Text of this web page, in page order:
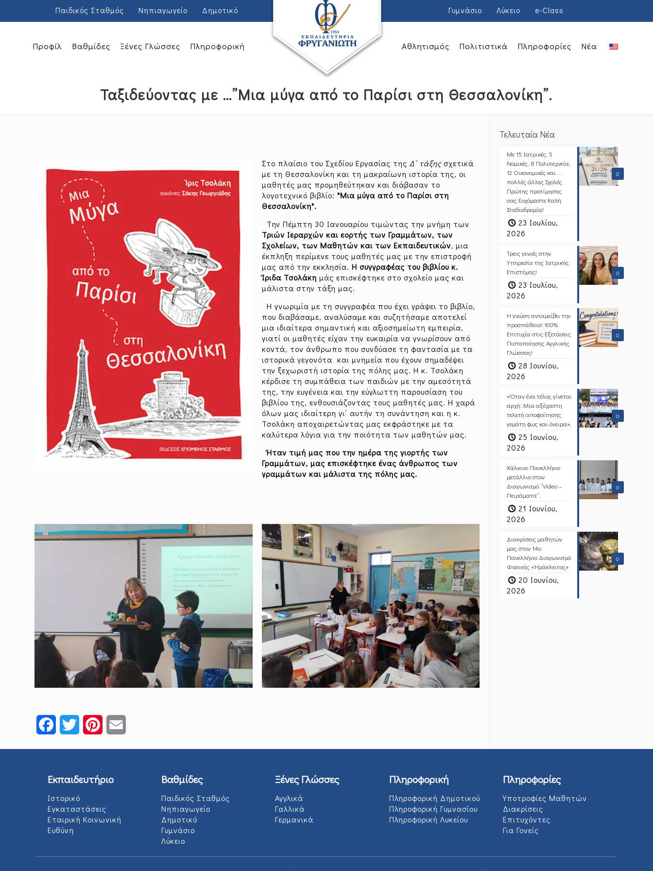
Παιδικός Σταθμός Νηπιαγωγείο Δημοτικό Γυμνάσιο Λύκειο e-Class
Προφίλ Βαθμίδες Ξένες Γλώσσες Πληροφορική Αθλητισμός Πολιτιστικά Πληροφορίες Νέα
Ταξιδεύοντας με …”Μια μύγα από το Παρίσι στη Θεσσαλονίκη”.
Στο πλαίσιο του Σχεδίου Εργασίας της Δ΄ τάξηςσχετικά
με τη Θεσσαλονίκη και τη μακραίωνη ιστορία της, οι
μαθητές μας προμηθεύτηκαν και διάβασαν το
λογοτεχνικό βιβλίο: "Μια μύγα από το Παρίσι στη
Θεσσαλονίκη".
Την Πέμπτη 30 Ιανουαρίου τιμώντας την μνήμη των
Τριών Ιεραρχών και εορτής των Γραμμάτων, των
Σχολείων, των Μαθητών και των Εκπαιδευτικών, μια
έκπληξη περίμενε τους μαθητές μας με την επιστροφή
μας από την εκκλησία. Η συγγραφέας του βιβλίου κ.
Ίριδα Τσολάκη μάς επισκέφτηκε στο σχολείο μας και
μάλιστα στην τάξη μας.
Η γνωριμία με τη συγγραφέα που έχει γράψει το βιβλίο,
που διαβάσαμε, αναλύσαμε και συζητήσαμε αποτελεί
μια ιδιαίτερα σημαντική και αξιοσημείωτη εμπειρία,
γιατί οι μαθητές είχαν την ευκαιρία να γνωρίσουν από
κοντά, τον άνθρωπο που συνδύασε τη φαντασία με τα
ιστορικά γεγονότα και μνημεία που έχουν σημαδέψει
την ξεχωριστή ιστορία της πόλης μας. Η κ. Τσολάκη
κέρδισε τη συμπάθεια των παιδιών με την αμεσότητά
της, την ευγένεια και την εύγλωττη παρουσίαση του
βιβλίου της, ενθουσιάζοντας τους μαθητές μας. Η χαρά
όλων μας ιδιαίτερη γι΄ αυτήν τη συνάντηση και η κ.
Τσολάκη αποχαιρετώντας μας εκφράστηκε με τα
καλύτερα λόγια για την ποιότητα των μαθητών μας.
Ήταν τιμή μας που την ημέρα της γιορτής των
Γραμμάτων, μας επισκέφτηκε ένας άνθρωπος των
γραμμάτων και μάλιστα της πόλης μας.
FacebookTwitter Pinterest
Τελευταία Νέα
0
Με 15 Ιατρικές, 5
Νομικές, 8 Πολυτεχνεία,
12 Οικονομικές και …
πολλές άλλες Σχολές
Πρώτης προτίμησης
σας Ευχόμαστε Καλή
Σταδιοδρομία!
23 Ιουλίου,
2026
0
Τρεις γενιές στην
Υπηρεσία της Ιατρικής
Επιστήμης!
23 Ιουλίου,
2026
0
Η γνώση ανταμείβει την
προσπάθεια! 100%
Επιτυχία στις Εξετάσεις
Πιστοποίησης Αγγλικής
Γλώσσας!
28 Ιουνίου,
2026
0
«Όταν ένα τέλος γίνεται
αρχή: Μια αξέχαστη
τελετή αποφοίτησης
γεμάτη φως και όνειρα».
25 Ιουνίου,
2026
0
Χάλκινο Πανελλήνιο
μετάλλιο στον
Διαγωνισμό “Video –
Πειράματα”.
21 Ιουνίου,
2026
0
Διακρίσεις μαθητών
μας στον 14ο
Πανελλήνιο Διαγωνισμό
Φυσικής «Ηράκλειτος»
20 Ιουνίου,
2026
Εκπαιδευτήριο
Ιστορικό
Εγκαταστάσεις
Εταιρική Κοινωνική
Ευθύνη
Βαθμίδες
Παιδικός Σταθμός
Νηπιαγωγείο
Δημοτικό
Γυμνάσιο
Λύκειο
Ξένες Γλώσσες
Αγγλικά
Γαλλικά
Γερμανικά
Πληροφορική
Πληροφορική Δημοτικού
Πληροφορική Γυμνασίου
Πληροφορική Λυκείου
Πληροφορίες
Υποτροφίες Μαθητών
Διακρίσεις
Επιτυχόντες
Για Γονείς